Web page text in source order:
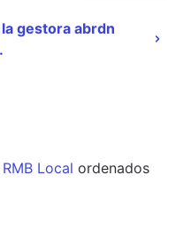
gestora abrdn
RMB Local ordenados